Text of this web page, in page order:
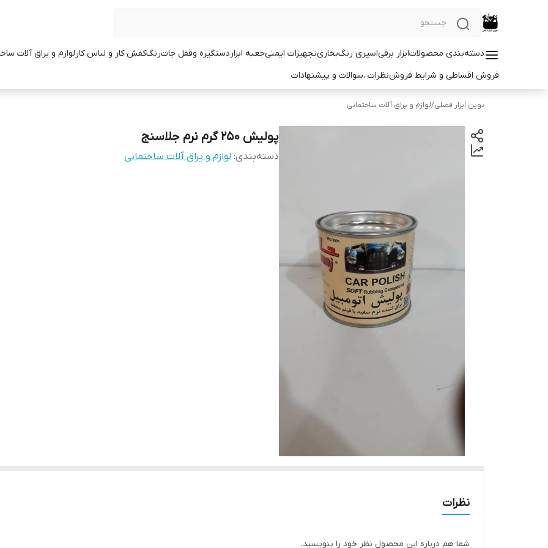
دسته‌بندی محصولاتابزار برقیاسپری رنگبخاریتجهیزات ایمنیجعبه ابزاردستگیره وقفل جاترنگکفش کار و لباس کارلوازم و یراق آلات
فروش اقساطی و شرایط فروشنظرات ،سوالات و پیشنهادات
نوین ابزار فضلی/لوازم و یراق آلات ساختمانی
پولیش 250 گرم نرم جلاسنج
دسته‌بندی: لوازم و یراق آلات ساختمانی
نظرات
شما هم درباره این محصول نظر خود را بنویسید.